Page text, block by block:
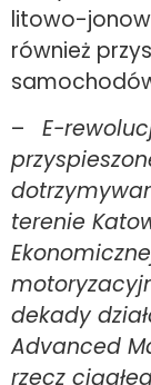
litowo-
również
–
E-
terenie
dekady
Advanced
rzecz